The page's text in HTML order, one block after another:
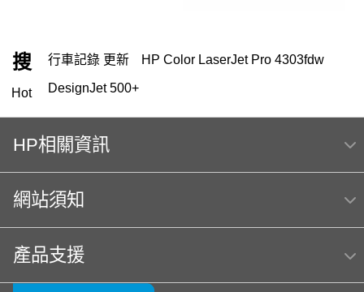
搜
Hot
行車記錄 更新 HP Color LaserJet Pro 4303fdw
DesignJet 500+
OfficeJet Pro 9010 多功能事務機 ｜ 1KR53D
HP 151 119
HP Color Laser jet M856dn A3彩色雷射印表機
m254dw MFP E47528f Hp564
OmniBook Ultra Flip 14
hp Color LaserJet Pro MFP M283fdw 無線雙面觸控彩
HP相關資訊
網站須知
產品支援